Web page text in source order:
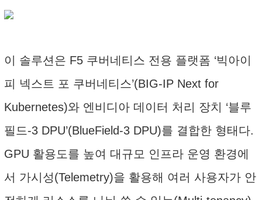
이 솔루션은 F5 쿠버네티스 전용 플랫폼 ‘빅아이
피 넥스트 포 쿠버네티스’(BIG-IP Next for
Kubernetes)와 엔비디아 데이터 처리 장치 ‘블루
필드-3 DPU’(BlueField-3 DPU)를 결합한 형태다.
GPU 활용도를 높여 대규모 인프라 운영 환경에
서 가시성(Telemetry)을 활용해 여러 사용자가 안